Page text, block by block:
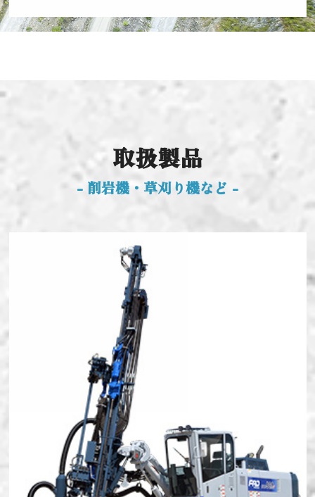
取扱製品
- 削岩機・草刈り機など -